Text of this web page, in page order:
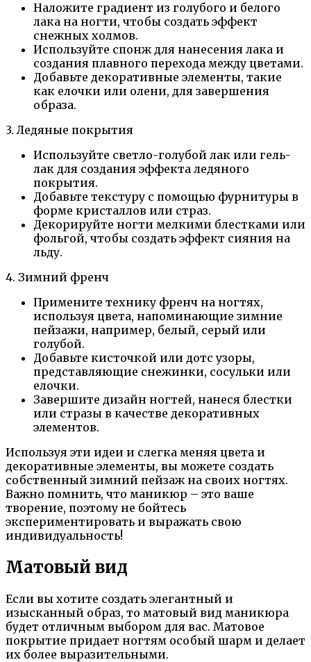
Наложите градиент из голубого и белого
лака на ногти, чтобы создать эффект
снежных холмов.
Используйте спонж для нанесения лака и
создания плавного перехода между цветами.
Добавьте декоративные элементы, такие
как елочки или олени, для завершения
образа.
3. Ледяные покрытия
Используйте светло-голубой лак или гель-
лак для создания эффекта ледяного
покрытия.
Добавьте текстуру с помощью фурнитуры в
форме кристаллов или страз.
Декорируйте ногти мелкими блестками или
фольгой, чтобы создать эффект сияния на
льду.
4. Зимний френч
Примените технику френч на ногтях,
используя цвета, напоминающие зимние
пейзажи, например, белый, серый или
голубой.
Добавьте кисточкой или дотс узоры,
представляющие снежинки, сосульки или
елочки.
Завершите дизайн ногтей, нанеся блестки
или стразы в качестве декоративных
элементов.
Используя эти идеи и слегка меняя цвета и
декоративные элементы, вы можете создать
собственный зимний пейзаж на своих ногтях.
Важно помнить, что маникюр – это ваше
творение, поэтому не бойтесь
экспериментировать и выражать свою
индивидуальность!
Матовый вид
Если вы хотите создать элегантный и
изысканный образ, то матовый вид маникюра
будет отличным выбором для вас. Матовое
покрытие придает ногтям особый шарм и делает
их более выразительными.